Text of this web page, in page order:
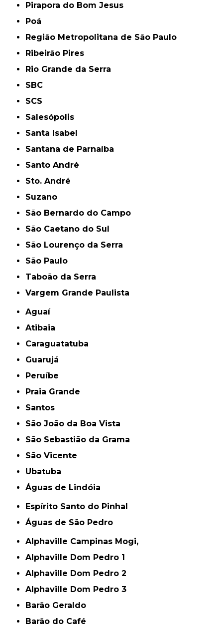
Pirapora do Bom Jesus
Poá
Região Metropolitana de São Paulo
Ribeirão Pires
Rio Grande da Serra
SBC
SCS
Salesópolis
Santa Isabel
Santana de Parnaíba
Santo André
Sto. André
Suzano
São Bernardo do Campo
São Caetano do Sul
São Lourenço da Serra
São Paulo
Taboão da Serra
Vargem Grande Paulista
Aguaí
Atibaia
Caraguatatuba
Guarujá
Peruíbe
Praia Grande
Santos
São João da Boa Vista
São Sebastião da Grama
São Vicente
Ubatuba
Águas de Lindóia
Espírito Santo do Pinhal
Águas de São Pedro
Alphaville Campinas Mogi,
Alphaville Dom Pedro 1
Alphaville Dom Pedro 2
Alphaville Dom Pedro 3
Barão Geraldo
Barão do Café